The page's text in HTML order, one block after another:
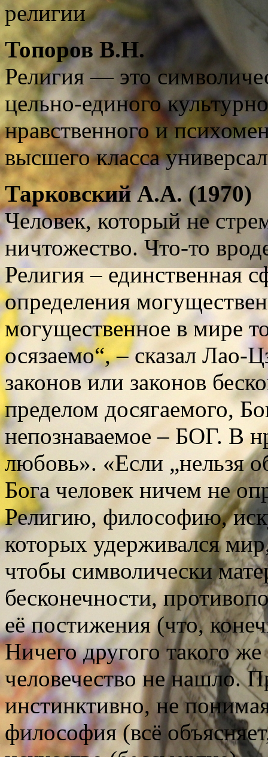
религии
ТопоровВ.Н.
Религия — это
цельно-единого
нравственного и
высшего класса
Тарковский А.А. (1970)
Человек, который не
ничтожество. Что-то
Религия – единственная
определения
могущественное в мире
осязаемо“, – сказал
законов или законов
пределом досягаемого,
непознаваемое – БОГ. В
любовь». «Если „нельзя
Бога человек ничем не
Религию, философию,
которых удерживался
чтобы символически
бесконечности,
её постижения (что,
Ничего другого такого
человечество не нашло.
инстинктивно, не
философия (всё